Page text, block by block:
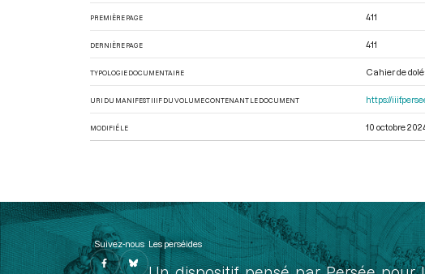
PREMIÈRE PAGE 411
DERNIÈRE PAGE 411
TYPOLOGIE DOCUMENTAIRE Cahier de
URI DU MANIFEST IIIF DU VOLUME CONTENANT LE DOCUMENT https://
MODIFIÉ LE 10 octobre
Suivez-nous Les perséides